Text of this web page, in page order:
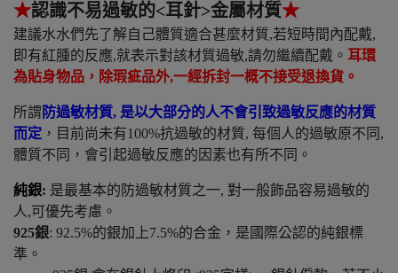
★認識不易過敏的<耳針>金屬材質★
建議水水們先了解自己體質適合甚麼材質,若短時間內配戴,
即有紅腫的反應,就表示對該材質過敏,請勿繼續配戴。 耳環
為貼身物品 ，除瑕疵品外,一經拆封一概不接受退換貨 。
所謂 防過敏材質, 是以大部分的人不會引致過敏反應的材質
而定 ，目前尚未有100%抗過敏的材質, 每個人的過敏原不同,
體質不同，會引起過敏反應的因素也有所不同。
純銀: 是最基本的防過敏材質之一, 對一般飾品容易過敏的
人,可優先考慮。
925銀: 92.5%的銀加上7.5%的合金，是國際公認的純銀標
準。